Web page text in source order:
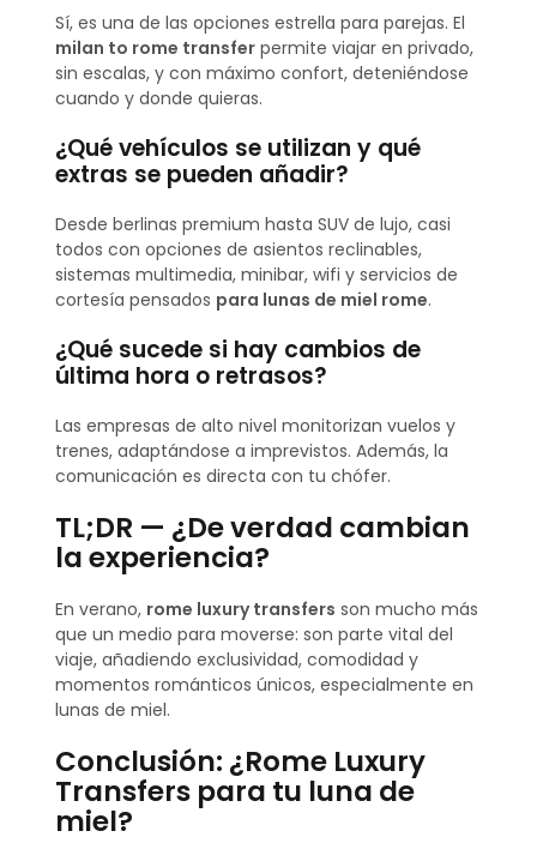
Sí, es una de las opciones estrella para parejas. El
milan to rome transfer permite viajar en privado,
sin escalas, y con máximo confort, deteniéndose
cuando y donde quieras.
¿Qué vehículos se utilizan y qué
extras se pueden añadir?
Desde berlinas premium hasta SUV de lujo, casi
todos con opciones de asientos reclinables,
sistemas multimedia, minibar, wifi y servicios de
cortesía pensados para lunas de miel rome.
¿Qué sucede si hay cambios de
última hora o retrasos?
Las empresas de alto nivel monitorizan vuelos y
trenes, adaptándose a imprevistos. Además, la
comunicación es directa con tu chófer.
TL;DR — ¿De verdad cambian
la experiencia?
En verano, rome luxury transfers son mucho más
que un medio para moverse: son parte vital del
viaje, añadiendo exclusividad, comodidad y
momentos románticos únicos, especialmente en
lunas de miel.
Conclusión: ¿Rome Luxury
Transfers para tu luna de
miel?